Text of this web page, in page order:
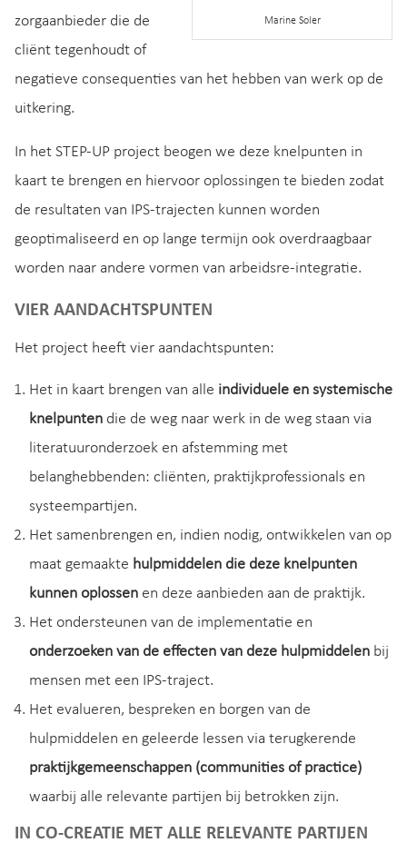
Marine Soler
zorgaanbieder die de
cliënt tegenhoudt of
negatieve consequenties van het hebben van werk op de
uitkering.
In het STEP-UP project beogen we deze knelpunten in
kaart te brengen en hiervoor oplossingen te bieden zodat
de resultaten van IPS-trajecten kunnen worden
geoptimaliseerd en op lange termijn ook overdraagbaar
worden naar andere vormen van arbeidsre-integratie.
VIER AANDACHTSPUNTEN
Het project heeft vier aandachtspunten:
Het in kaart brengen van alle individuele en systemische
knelpunten die de weg naar werk in de weg staan via
literatuuronderzoek en afstemming met
belanghebbenden: cliënten, praktijkprofessionals en
systeempartijen.
Het samenbrengen en, indien nodig, ontwikkelen van op
maat gemaakte hulpmiddelen die deze knelpunten
kunnen oplossen en deze aanbieden aan de praktijk.
Het ondersteunen van de implementatie en
onderzoeken van de effecten van deze hulpmiddelen bij
mensen met een IPS-traject.
Het evalueren, bespreken en borgen van de
hulpmiddelen en geleerde lessen via terugkerende
praktijkgemeenschappen (communities of practice)
waarbij alle relevante partijen bij betrokken zijn.
IN CO-CREATIE MET ALLE RELEVANTE PARTIJEN